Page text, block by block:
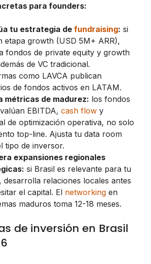
para founders:
tu estrategia defundraising: si
etapa growth (USD 5M+ ARR),
fondos de private equity y growth
de VC tradicional.
como LAVCA publican
de fondos activos en LATAM.
métricas de madurez: los fondos
EBITDA, cash flow y
de optimización operativa, no solo
top-line. Ajusta tu data room
tipo de inversor.
expansiones regionales
si Brasil es relevante para tu
desarrolla relaciones locales antes
el capital. El networking en
maduros toma 12-18 meses.
de inversión en Brasil